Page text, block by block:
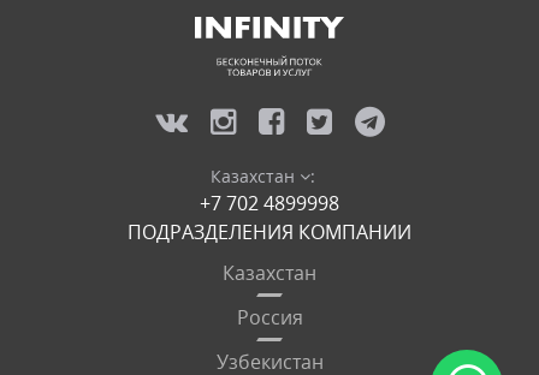
Казахстан :
+7 702 4899998
ПОДРАЗДЕЛЕНИЯ КОМПАНИИ
Казахстан
Россия
Узбекистан